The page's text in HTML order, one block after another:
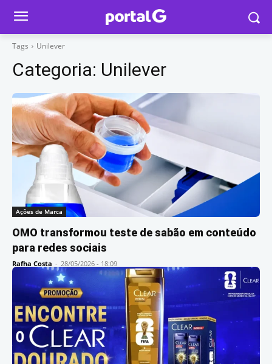
Tags Unilever
Categoria: Unilever
Ações de Marca
OMO transformou teste de sabão em conteúdo
para redes sociais
Rafha Costa - 28/05/2026 - 18:09